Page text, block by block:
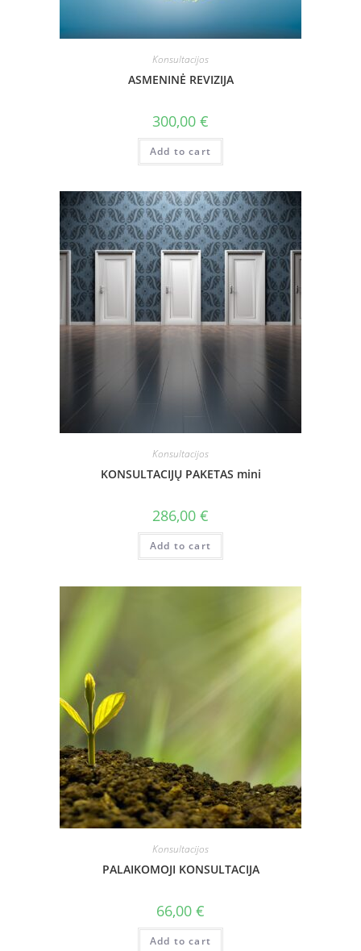
Konsultacijos
ASMENINĖ REVIZIJA
300,00 €
Add to cart
Konsultacijos
KONSULTACIJŲ PAKETAS mini
286,00 €
Add to cart
Konsultacijos
PALAIKOMOJI KONSULTACIJA
66,00 €
Add to cart